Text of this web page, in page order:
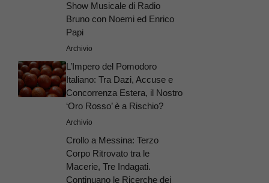
Show Musicale di Radio
Bruno con Noemi ed Enrico
Papi
Archivio
L’Impero del Pomodoro
Italiano: Tra Dazi, Accuse e
Concorrenza Estera, il Nostro
‘Oro Rosso’ è a Rischio?
Archivio
Crollo a Messina: Terzo
Corpo Ritrovato tra le
Macerie, Tre Indagati.
Continuano le Ricerche dei